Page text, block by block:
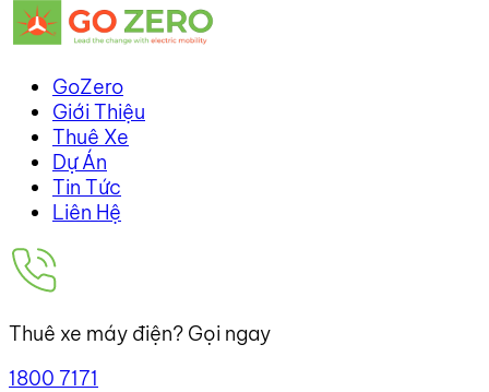
GoZero
Giới Thiệu
Thuê Xe
Dự Án
Tin Tức
Liên Hệ
Thuê xe máy điện? Gọi ngay
1800 7171